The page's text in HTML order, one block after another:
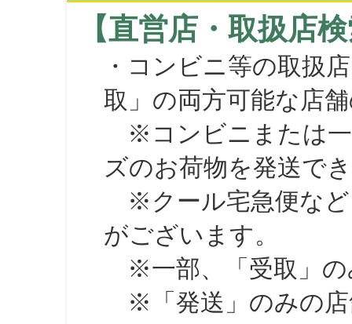
【直営店・取扱店
・コンビニ等の取扱
取」の両方可能な店
※コンビニまたは一
ズのお荷物を発送で
※クール宅急便など
がございます。
※一部、「受取」の
※「発送」のみの店